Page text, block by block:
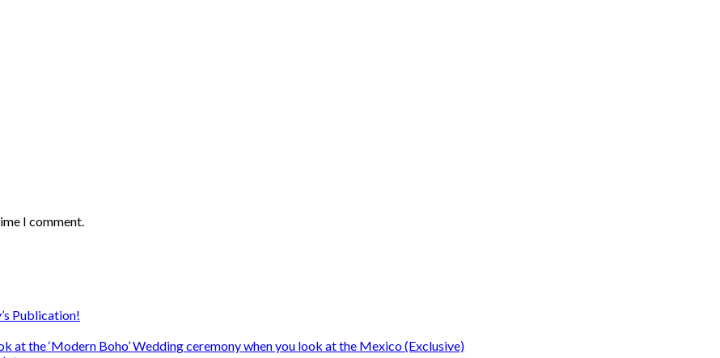
I comment.
Publication!
at the ‘Modern Boho’ Wedding ceremony when you look at the Mexico (Exclusive)